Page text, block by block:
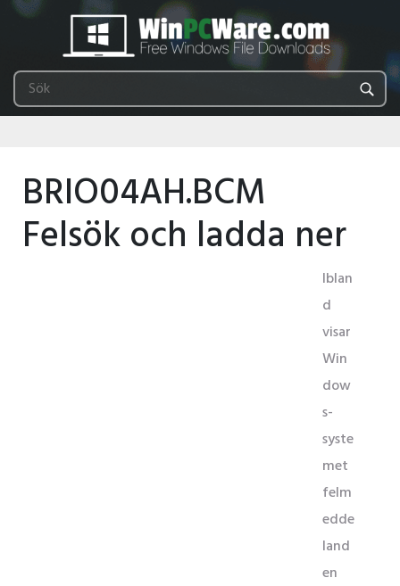
BRIO04AH.BCM
Felsök och ladda ner
Iblan
d
visar
Win
dow
s-
syste
met
felm
edde
land
en